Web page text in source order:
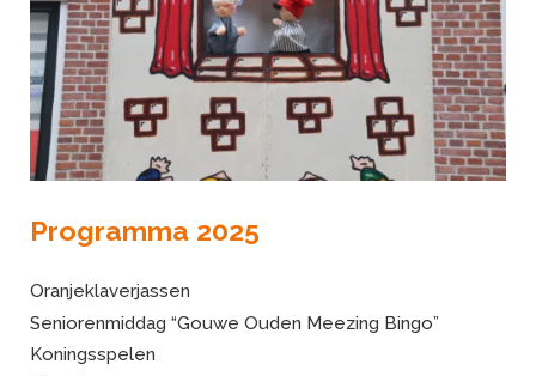
Programma 2025
Oranjeklaverjassen
Seniorenmiddag “Gouwe Ouden Meezing Bingo”
Koningsspelen